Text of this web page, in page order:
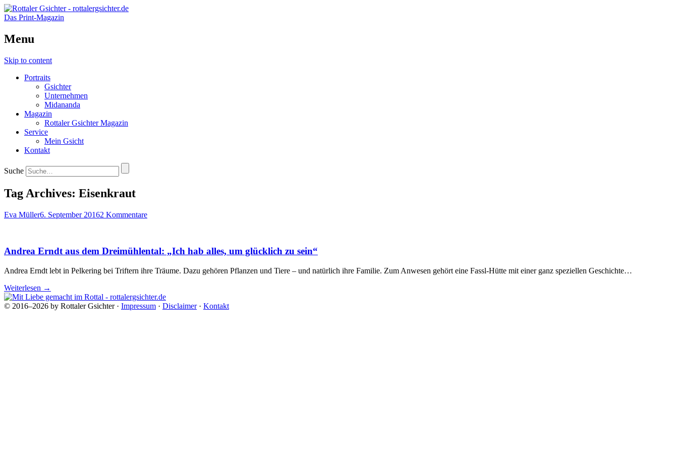
Das Print-Magazin
Menu
Skip to content
Portraits
Gsichter
Unternehmen
Midananda
Magazin
Rottaler Gsichter Magazin
Service
Mein Gsicht
Kontakt
Suche
Tag Archives: Eisenkraut
Eva Müller6. September 20162 Kommentare
Andrea Erndt aus dem Dreimühlental: „Ich hab alles, um glücklich zu sein“
Andrea Erndt lebt in Pelkering bei Triftern ihre Träume. Dazu gehören Pflanzen und Tiere – und natürlich ihre Familie. Zum Anwesen gehört eine Fassl-Hütte mit einer ganz speziellen Geschichte…
Weiterlesen →
© 2016–2026 by Rottaler Gsichter · Impressum · Disclaimer· Kontakt